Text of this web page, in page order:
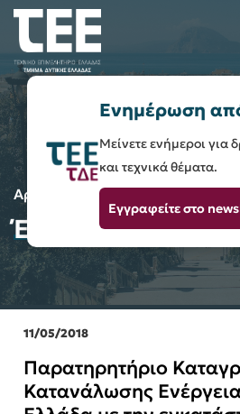
Αρχική Έξυπντοι Μετρητές
Έξυπντοι
11/05/2018
Παρατηρητήριο
Κατανάλωσης
Ενημέρωση
Μείνετε ενήμεροι για
και τεχνικά θέματα.
Εγγραφείτε στο